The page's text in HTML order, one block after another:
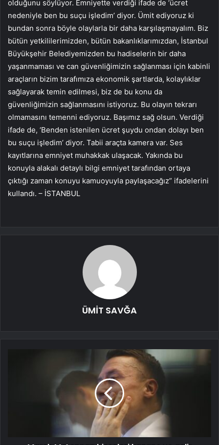
olduğunu söylüyor. Emniyette verdiği ifade de ‘ücret
nedeniyle ben bu suçu işledim’ diyor. Ümit ediyoruz ki
bundan sonra böyle olaylarla bir daha karşılaşmayalım. Biz
bütün yetkililerimizden, bütün bakanlıklarımızdan, İstanbul
Büyükşehir Belediyemizden bu hadiselerin bir daha
yaşanmaması ve can güvenliğimizin sağlanması için kabinli
araçların bizim tarafımıza ekonomik şartlarda, kolaylıklar
sağlayarak temin edilmesi, biz de bu konu da
güvenliğimizin sağlanmasını istiyoruz. Bu olayın tekrarı
olmamasını temenni ediyoruz. Başımız sağ olsun. Verdiği
ifade de, ‘Benden istenilen ücret şuydu ondan dolayı ben
bu suçu işledim’ diyor. Tabii araçta kamera var. Ses
kayıtlarına emniyet muhakkak ulaşacak. Yakında bu
konuyla alakalı detaylı bilgi emniyet tarafından ortaya
çıktığı zaman konuyu kamuoyuyla paylaşacağız” ifadelerini
kullandı. – İSTANBUL
ÜMİT SAVĞA